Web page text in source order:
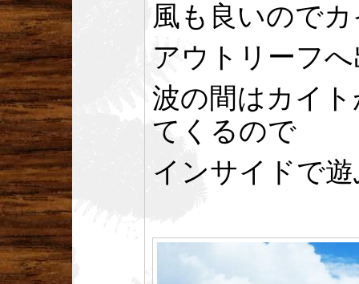
風も良いので
アウトリーフ
波の間はカイ
てくるので
インサイドで